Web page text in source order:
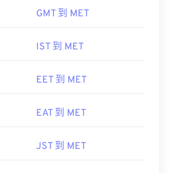
GMT 到 MET
IST 到 MET
EET 到 MET
EAT 到 MET
JST 到 MET